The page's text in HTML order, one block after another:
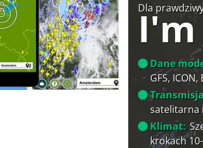
Dla
Dane
GFS,
satelitarna
Klimat:
krokach